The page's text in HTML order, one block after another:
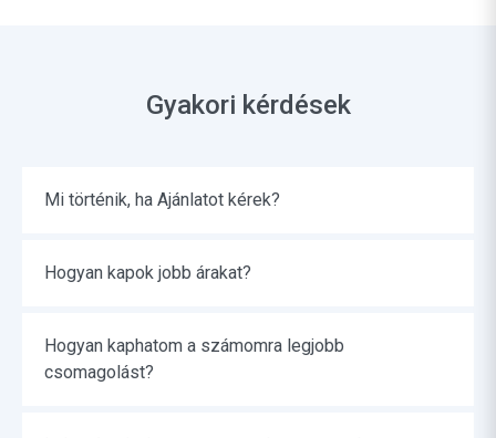
Gyakori kérdések
Mi történik, ha Ajánlatot kérek?
Hogyan kapok jobb árakat?
Hogyan kaphatom a számomra legjobb
csomagolást?